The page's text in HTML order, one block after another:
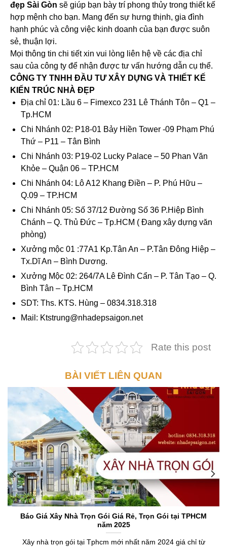
đẹp Sài Gòn sẽ giúp bạn bày trí phong thủy trong thiết kế
hợp mệnh cho bạn. Mang đến sự hưng thịnh, gia đình
hạnh phúc và công việc kinh doanh của bạn được suôn
sẻ, thuận lợi.
Mọi thông tin chi tiết xin vui lòng liên hệ về các địa chỉ
sau của công ty để nhận được tư vấn hướng dẫn cụ thể.
CÔNG TY TNHH ĐẦU TƯ XÂY DỰNG VÀ THIẾT KẾ
KIẾN TRÚC NHÀ ĐẸP
Địa chỉ 01: Lầu 6 – Fimexco 231 Lê Thánh Tôn – Q1 –
Tp.HCM
Chi Nhánh 02: P18-01 Bảy Hiền Tower -09 Phạm Phú
Thứ – P11 – Tân Bình
Chi Nhánh 03: P19-02 Lucky Palace – 50 Phan Văn
Khỏe – Quận 06 – TP.HCM
Chi Nhánh 04: Lô A12 Khang Điền – P. Phú Hữu –
Q.09 – TP.HCM
Chi Nhánh 05: Số 37/12 Đường Số 36 P.Hiệp Bình
Chánh – Q. Thủ Đức – Tp.HCM ( Đang xây dựng văn
phòng)
Xưởng mộc 01 :77A1 Kp.Tân An – P.Tân Đông Hiệp –
Tx.Dĩ An – Bình Dương.
Xưởng Mộc 02: 264/7A Lê Đình Cẩn – P. Tân Tạo – Q.
Bình Tân – Tp.HCM
SDT: Ths. KTS. Hùng – 0834.318.318
Mail: Ktstrung@nhadepsaigon.net
Rate this post
BÀI VIẾT LIÊN QUAN
Báo Giá Xây Nhà Trọn Gói Giá Rẻ, Trọn Gói tại TPHCM
năm 2025
Xây nhà trọn gói tại Tphcm mới nhất năm 2024 giá chỉ từ